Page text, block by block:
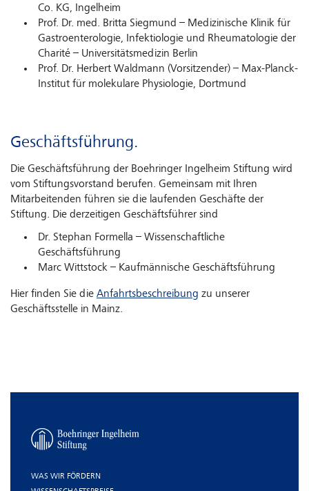
Co. KG, Ingelheim
Prof. Dr. med. Britta Siegmund – Medizinische Klinik für
Gastroenterologie, Infektiologie und Rheumatologie der
Charité – Universitätsmedizin Berlin
Prof. Dr. Herbert Waldmann (Vorsitzender) – Max-Planck-
Institut für molekulare Physiologie, Dortmund
Geschäftsführung.
Die Geschäftsführung der Boehringer Ingelheim Stiftung wird
vom Stiftungsvorstand berufen. Gemeinsam mit Ihren
Mitarbeitenden führen sie die laufenden Geschäfte der
Stiftung. Die derzeitigen Geschäftsführer sind
Dr. Stephan Formella – Wissenschaftliche
Geschäftsführung
Marc Wittstock – Kaufmännische Geschäftsführung
Hier finden Sie die Anfahrtsbeschreibung zu unserer
Geschäftsstelle in Mainz.
WAS WIR FÖRDERN